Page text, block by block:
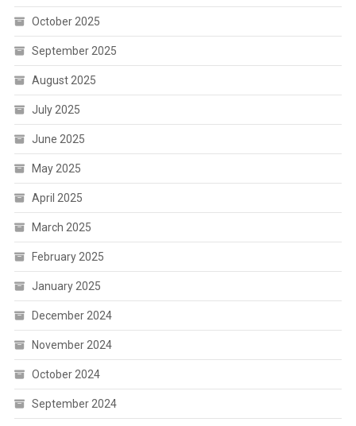
October 2025
September 2025
August 2025
July 2025
June 2025
May 2025
April 2025
March 2025
February 2025
January 2025
December 2024
November 2024
October 2024
September 2024